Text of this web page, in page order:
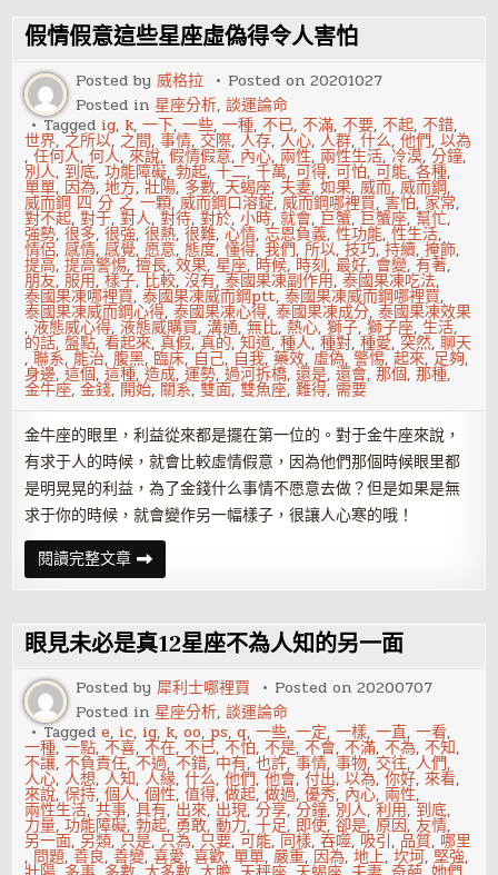
年
從
小
氣
變
大
方
竟
是
因
食
道
癌
想
把
存
款
花
掉
假情假意這些星座虛偽得令人害怕
Posted by威格拉 Posted on20201027
Posted in 星座分析,談運論命
Tagged ig, k,一下,一些,一種,不已,不滿,不要,不起,不錯,
世界,之所以, 之間,事情, 交際,人存,人心,人群,什么,他們,以為
,任何人,何人,來說,假情假意, 內心, 兩性, 兩性生活, 冷漠,分鐘,
別人, 到底,功能障礙,勃起,十二,千萬,可得,可怕,可能,各種,
單單, 因為,地方,壯陽, 多數, 天蝎座, 夫妻,如果,威而,威而鋼,
威而鋼 四 分 之 一顆,威而鋼口溶錠,威而鋼哪裡買,害怕, 家常,
對不起,對于,對人,對待,對於,小時,就會,巨蟹, 巨蟹座,幫忙,
強勢,很多,很強,很熱,很難,心情,忘恩負義,性功能,性生活,
情侶,感情,感覺,愿意, 態度,懂得,我們,所以,技巧,持續,掩飾,
提高,提高警惕,擅長,效果, 星座, 時候, 時刻,最好, 會變,有著,
朋友,服用,樣子, 比較,沒有,泰國果凍副作用,泰國果凍吃法,
泰國果凍哪裡買,泰國果凍威而鋼ptt,泰國果凍威而鋼哪裡買,
泰國果凍威而鋼心得,泰國果凍心得,泰國果凍成分,泰國果凍效果
,液態威心得,液態威購買,溝通,無比,熱心,獅子,獅子座,生活,
的話,盤點,看起來,真假,真的,知道,種人,種對,種愛,突然,聊天
,聯系,能治,腹黑, 臨床, 自己, 自我,藥效,虛偽,警惕,起來, 足夠,
身邊,這個,這種,造成,運勢,過河拆橋,還是,還會,那個,那種,
金牛座,金錢, 開始, 關系,雙面,雙魚座,難得, 需要
金牛座的眼里，利益從來都是擺在第一位的。對于金牛座來說，
有求于人的時候，就會比較虛情假意，因為他們那個時候眼里都
是明晃晃的利益，為了金錢什么事情不愿意去做？但是如果是無
求于你的時候，就會變作另一幅樣子，很讓人心寒的哦！
閱讀完整文章假
情
假
這
些
星
座
虛
偽
得
令
人
害
怕
眼見未必是真12星座不為人知的另一面
Posted by犀利士哪裡買 Posted on20200707
Posted in 星座分析,談運論命
Taggede, ic, ig, k,oo, ps,q,一些,一定,一樣,一直,一看,
一種,一點,不喜,不在,不已,不怕,不是,不會,不滿,不為,不知,
不讓,不負責任,不過,不錯, 中有,也許,事情,事物, 交往,人們,
人心,人想,人知,人緣,什么,他們,他會,付出,以為,你好,來看,
來說,保持,個人,個性,值得,做起,做過,優秀, 內心, 兩性,
兩性生活,共事,具有, 出來, 出現,分享,分鐘, 別人,利用, 到底,
力量,功能障礙,勃起, 勇敢,動力,十足, 即使,卻是,原因,友情,
另一面, 另類, 只是, 只為, 只要,可能, 同樣,吞噬, 吸引, 品質, 哪里
, 問題,善良,善變,喜愛,喜歡,單單,嚴重, 因為,地上,坎坷,堅強,